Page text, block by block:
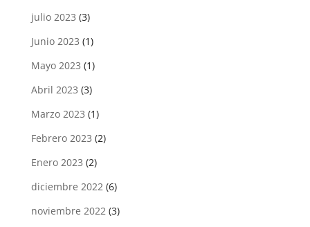
julio 2023 (3)
Junio 2023 (1)
Mayo 2023 (1)
Abril 2023 (3)
Marzo 2023 (1)
Febrero 2023 (2)
Enero 2023 (2)
diciembre 2022(6)
noviembre 2022(3)